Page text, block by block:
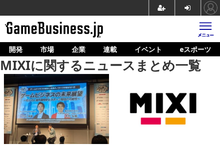
ホーム
ゲーム開発
市場
マネタイズ
企業動向
開発 市場 企業 連載 イベント eスポーツ
MIXIに関するニュースまとめ一覧